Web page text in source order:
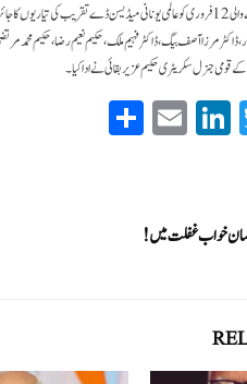
اس موقع پر لکھنؤ میں منعقد ہونے والی 12 فروری کو عالمی یونانی میڈیسن
ڈاکٹر مرزا آصف بیگ، ڈاکٹر فہیم ملک، حکیم نعیم رضا، حکیم محمد
قومی جنرل سکریٹری حکیم عزیر بقائی نے ادا کیا۔
T
wi
r
Li
nk
In
E
m
خواب غفلت میں!